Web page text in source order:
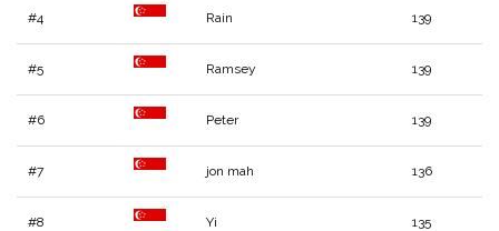
#4 Rain 139
#5 Ramsey 139
#6 Peter 139
#7 jon mah 136
#8 Yi 135